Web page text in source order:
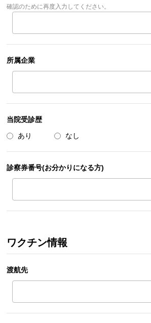
確認のために再度入力してください。
所属企業
当院受診歴
あり なし
診察券番号(お分かりになる方)
ワクチン情報
渡航先